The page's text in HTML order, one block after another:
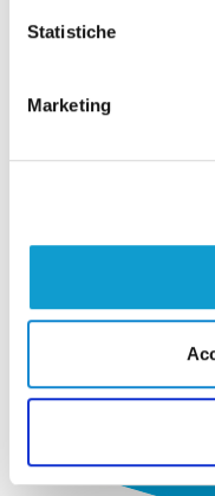
Statistiche
Marketing